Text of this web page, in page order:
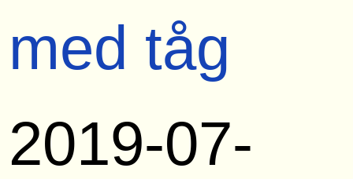
med tåg
2019-07-